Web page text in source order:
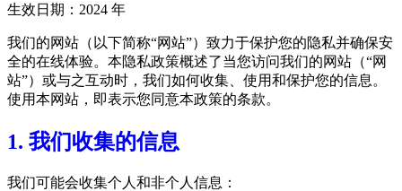
生效日期：2024 年
我们的网站（以下简称“网站”）致力于保护您的隐私并确保安
全的在线体验。本隐私政策概述了当您访问我们的网站（“网
站”）或与之互动时，我们如何收集、使用和保护您的信息。
使用本网站，即表示您同意本政策的条款。
1. 我们收集的信息
我们可能会收集个人和非个人信息：